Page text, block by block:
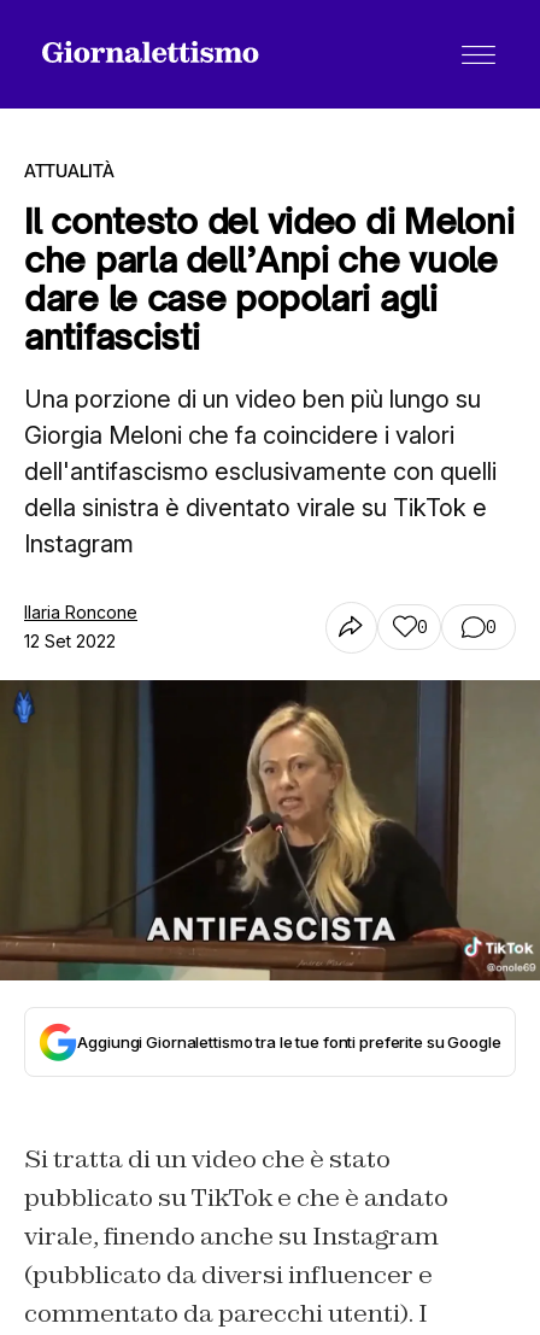
Tutti gli articoli
Contatti
ATTUALITÀ
Il contesto del video di Meloni
che parla dell’Anpi che vuole
dare le case popolari agli
antifascisti
Una porzione di un video ben più lungo su
Giorgia Meloni che fa coincidere i valori
dell'antifascismo esclusivamente con quelli
della sinistra è diventato virale su TikTok e
Instagram
Ilaria Roncone
12 Set 2022
0 0
Aggiungi Giornalettismo tra le tue fonti preferite su Google
Si tratta di un video che è stato
pubblicato su TikTok e che è andato
virale, finendo anche su Instagram
(pubblicato da diversi influencer e
commentato da parecchi utenti). I